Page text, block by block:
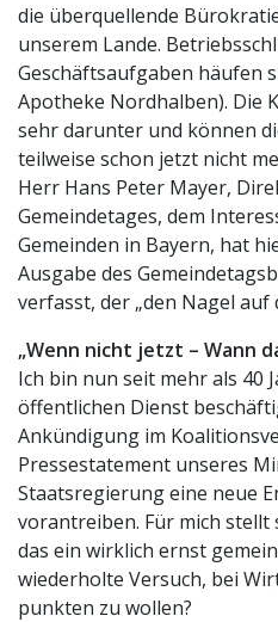
die überquellende
unserem Lande.
Geschäftsaufgaben häufen
Apotheke Nordhalben). Die
sehr darunter und können
teilweise schon jetzt nicht
Herr Hans Peter Mayer,
Gemeindetages, dem
Gemeinden in Bayern, hat
Ausgabe des
verfasst, der „den Nagel auf
„Wenn nicht jetzt – Wann
Ich bin nun seit mehr als 40
öffentlichen Dienst
Ankündigung im
Pressestatement unseres
Staatsregierung eine neue
vorantreiben. Für mich stellt
das ein wirklich ernst
wiederholte Versuch, bei
punkten zu wollen?